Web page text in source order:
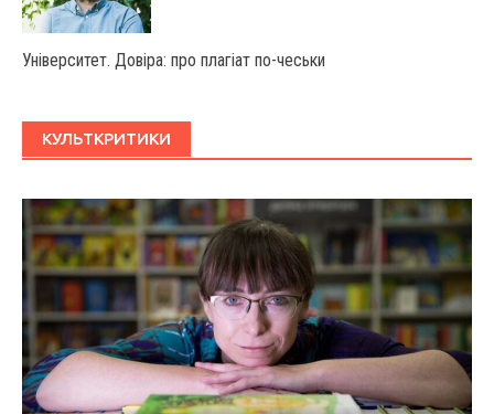
Університет. Довіра: про плагіат по-чеськи
КУЛЬТКРИТИКИ